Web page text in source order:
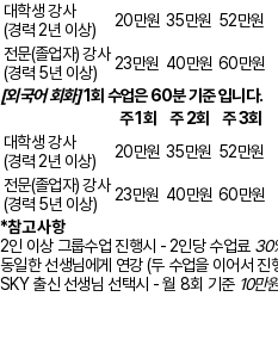
대학생 강사
(경력 2년 이상)
20만원 35만원 52만원
전문(졸업자) 강사
(경력 5년 이상)
23만원 40만원 60만원
[외국어 회화]1회 수업은 60분 기준 입니다.
주 1회
주 2회
주 3회
대학생 강사
(경력 2년 이상)
20만원 35만원 52만원
전문(졸업자) 강사
(경력 5년 이상)
23만원 40만원 60만원
*참고 사항
2인 이상 그룹수업 진행시 - 2인당 수업료
동일한 선생님에게 연강 (두 수업을 이어서 진
SKY 출신 선생님 선택시 - 월 8회 기준 10만